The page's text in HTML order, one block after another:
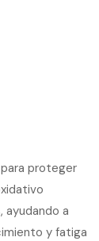
proteger
ayudando a
y fatiga